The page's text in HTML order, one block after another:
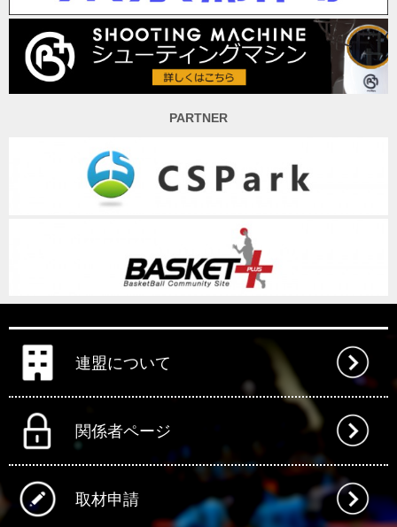
PARTNER
連盟について
関係者ページ
取材申請